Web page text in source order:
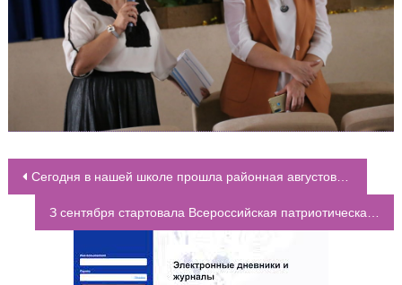
НАВИГАЦИЯ ПО ЗАПИСЯМ
Сегодня в нашей школе прошла районная августовская конференция